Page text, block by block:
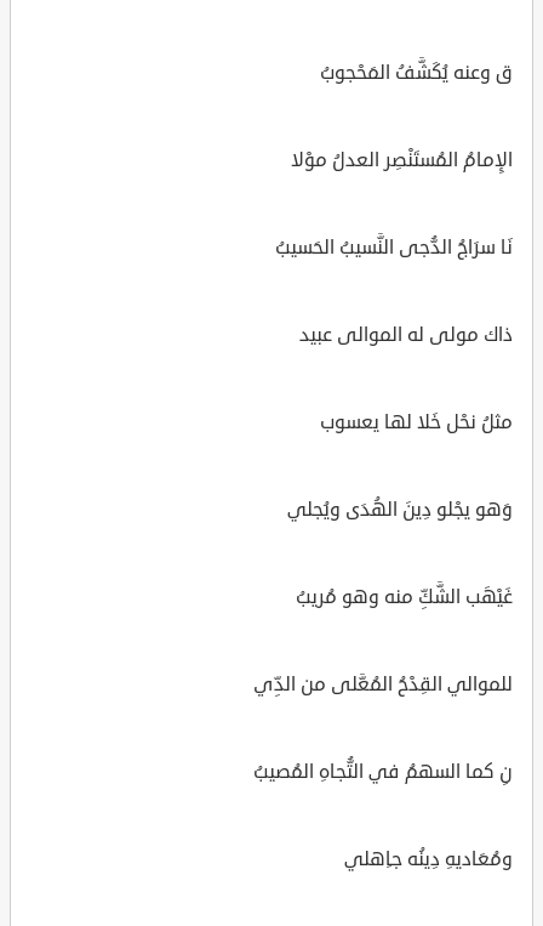
ق وعنه يُكَشَّفُ المَحْجوبُ
الإِمامُ المُستَنْصِر العدلُ موْلا
نَا سرَاجُ الدُّجى النَّسيبُ الحَسيبُ
ذاك مولى له الموالى عبيد
مثلُ نحْل خَلا لها يعسوب
وَهو يجْلو دِينَ الهُدَى ويُجلي
غَيْهَب الشَّكِّ منه وهو مُريبُ
للموالي القِدْحُ المُعَّلى من الدِّي
نِ كما السهمُ في التُّجاهِ المُصيبُ
ومُعَاديهِ دِينُه جاِهلي